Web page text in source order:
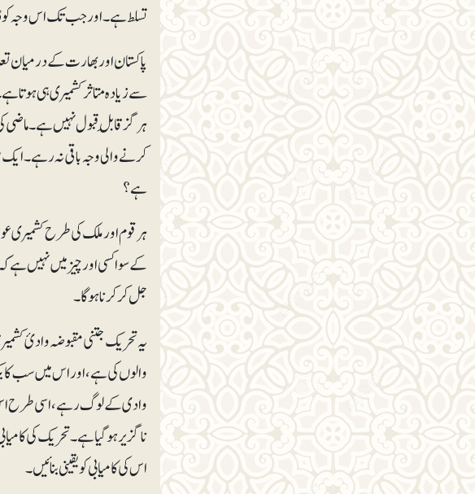
تسلط ہے۔ اور جب تک اس وجہ کو
پاکستان اوربھارت کے درمیان
سے زیادہ متاثر کشمیری ہی ہوتا
ہرگز قابلِ قبول نہیں ہے۔ ماضی
کرنے والی وجہ باقی نہ رہے۔
ہے؟
ہرقوم اورملک کی طرح کشمیری
کے سوا کسی اور چیز میں نہیں ہے
جل کر کرنا ہوگا۔
یہ تحریک جتنی مقبوضہ وادیٔ
والوں کی ہے، اور اس میں سب
وادی کے لوگ رہے، اسی طرح
ناگزیر ہوگیا ہے۔ تحریک کی
اس کی کامیابی کو یقینی بنائیں۔